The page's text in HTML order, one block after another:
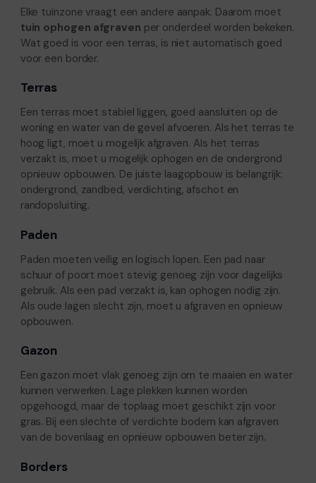
Elke tuinzone vraagt een andere aanpak. Daarom moet
tuin ophogen afgraven per onderdeel worden bekeken.
Wat goed is voor een terras, is niet automatisch goed
voor een border.
Terras
Een terras moet stabiel liggen, goed aansluiten op de
woning en water van de gevel afvoeren. Als het terras te
hoog ligt, moet u mogelijk afgraven. Als het terras
verzakt is, moet u mogelijk ophogen en de ondergrond
opnieuw opbouwen. De juiste laagopbouw is belangrijk:
ondergrond, zandbed, verdichting, afschot en
randopsluiting.
Paden
Paden moeten veilig en logisch lopen. Een pad naar
schuur of poort moet stevig genoeg zijn voor dagelijks
gebruik. Als een pad verzakt is, kan ophogen nodig zijn.
Als oude lagen slecht zijn, moet u afgraven en opnieuw
opbouwen.
Gazon
Een gazon moet vlak genoeg zijn om te maaien en water
kunnen verwerken. Lage plekken kunnen worden
opgehoogd, maar de toplaag moet geschikt zijn voor
gras. Bij een slechte of verdichte bodem kan afgraven
van de bovenlaag en opnieuw opbouwen beter zijn.
Borders